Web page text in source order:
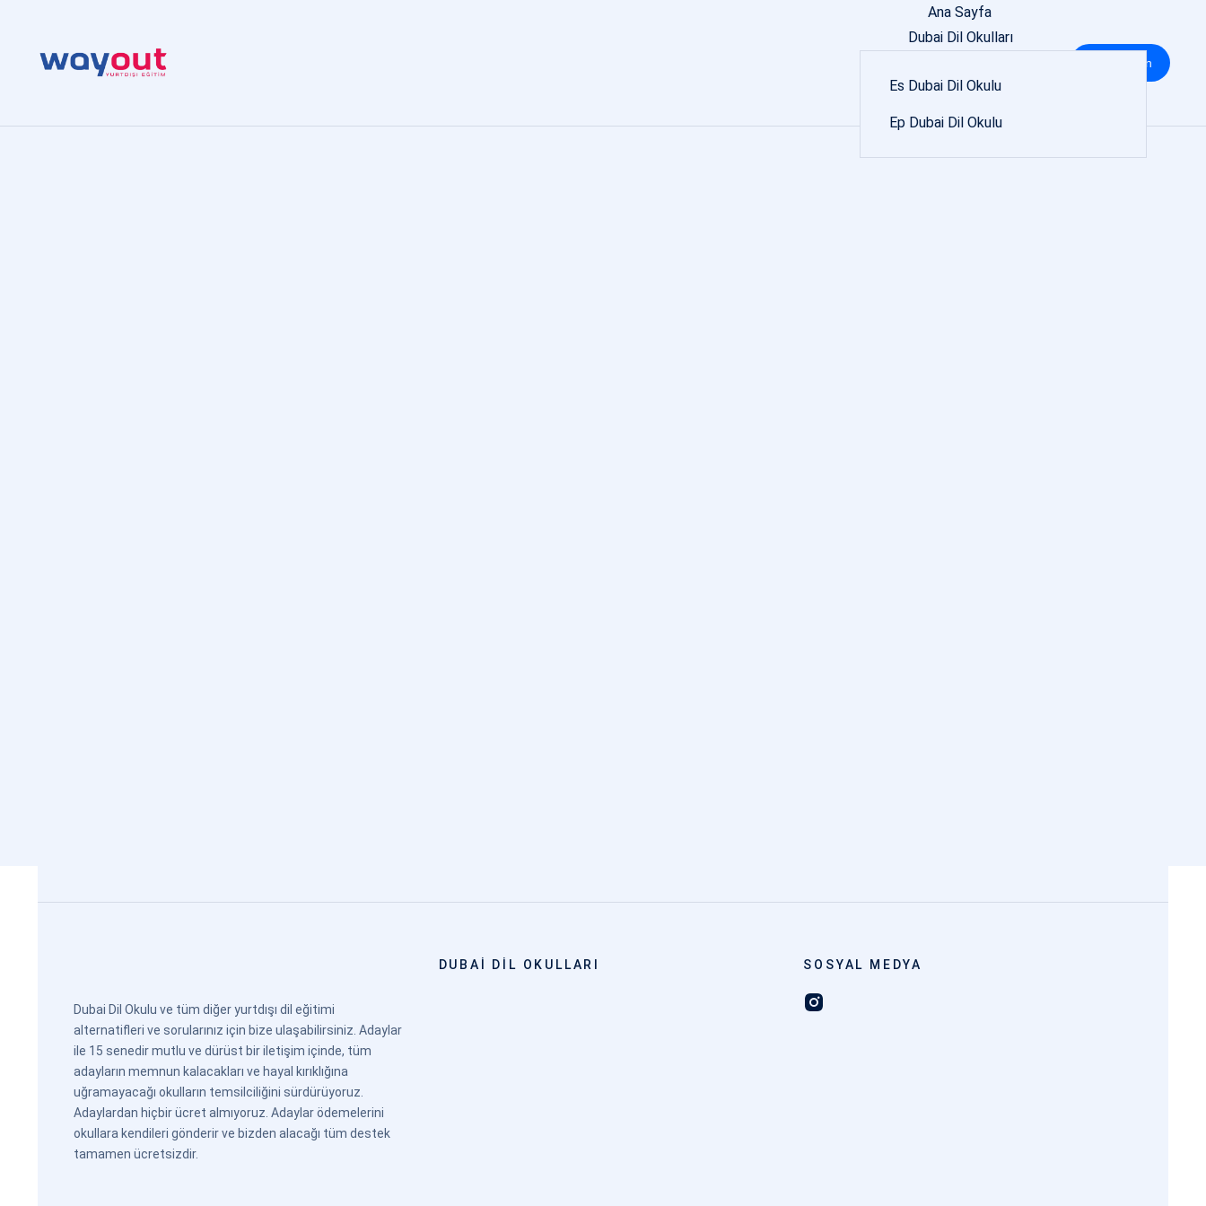
Ana Sayfa
Dubai Dil Okulları
Es Dubai Dil Okulu
Ep Dubai Dil Okulu
İletişim
Sözleşme
Bize Ulaşın
Dubai Dil Okulu ve tüm diğer yurtdışı dil eğitimi
alternatifleri ve sorularınız için bize ulaşabilirsiniz. Adaylar
ile 15 senedir mutlu ve dürüst bir iletişim içinde, tüm
adayların memnun kalacakları ve hayal kırıklığına
uğramayacağı okulların temsilciliğini sürdürüyoruz.
Adaylardan hiçbir ücret almıyoruz. Adaylar ödemelerini
okullara kendileri gönderir ve bizden alacağı tüm destek
tamamen ücretsizdir.
DUBAI DIL OKULLARI SOSYAL MEDYA